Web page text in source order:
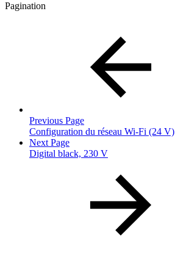
Pagination
Previous Page
Configuration du réseau Wi-Fi (24 V)
Next Page
Digital black, 230 V